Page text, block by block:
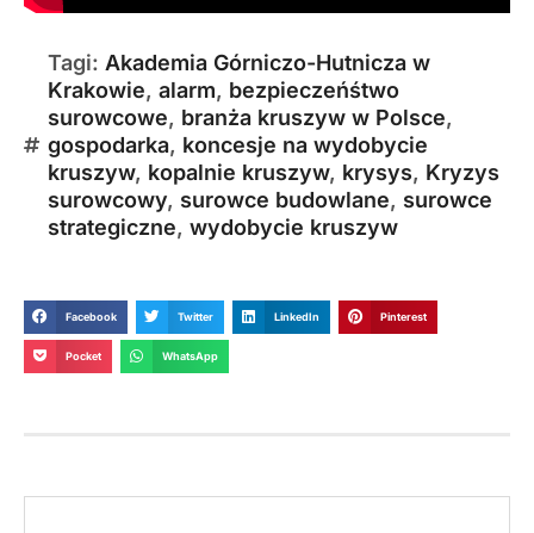
Tagi: Akademia Górniczo-Hutnicza w
Krakowie, alarm, bezpieczeńśtwo
surowcowe, branża kruszyw w Polsce,
gospodarka, koncesje na wydobycie
kruszyw, kopalnie kruszyw, krysys, Kryzys
surowcowy, surowce budowlane, surowce
strategiczne, wydobycie kruszyw
Facebook Twitter LinkedIn Pinterest
Pocket WhatsApp